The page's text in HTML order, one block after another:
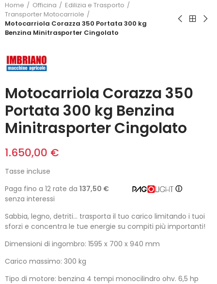
Home Officina
Edilizia e Trasporto
Transporter Motocarriole
Motocarriola Corazza 350 Portata 300 kg
Benzina Minitrasporter Cingolato
Motocarriola Corazza 350
Portata 300 kg Benzina
Minitrasporter Cingolato
1.650,00 €
Tasse incluse
Paga fino a 12 rate da 137,50 €
senza interessi
ⓘ
Sabbia, legno, detriti... trasporta il tuo carico limitando i tuoi
sforzi e concentra le tue energie su compiti più importanti!
Dimensioni di ingombro: 1595 x 700 x 940 mm
Carico massimo: 300 kg
Tipo di motore: benzina 4 tempi monocilindro ohv. 6,5 hp